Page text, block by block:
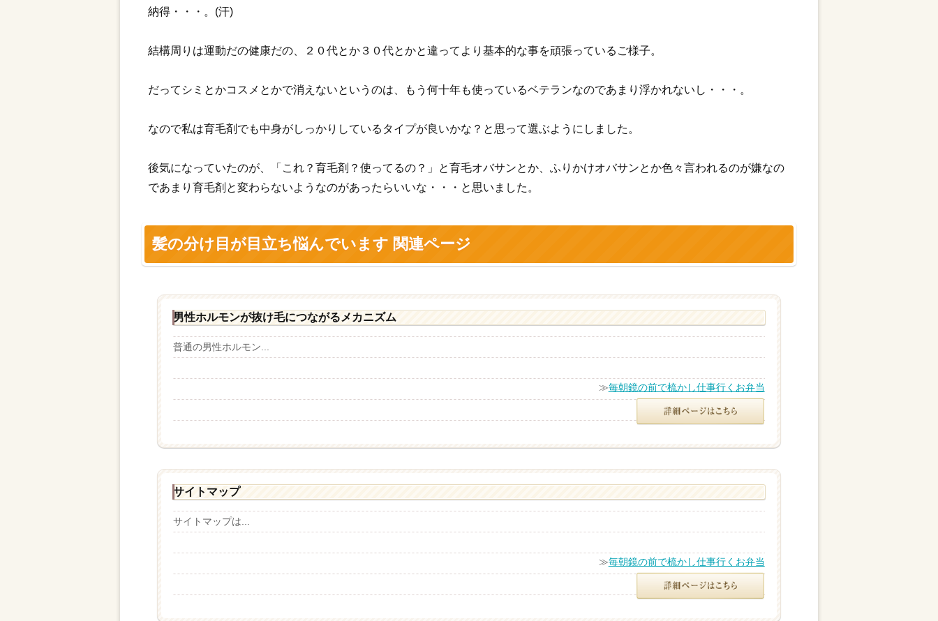
納得・・・。(汗)
結構周りは運動だの健康だの、２０代とか３０代とかと違ってより基本的な事を頑張っているご様子。
だってシミとかコスメとかで消えないというのは、もう何十年も使っているベテランなのであまり浮かれないし・・・。
なので私は育毛剤でも中身がしっかりしているタイプが良いかな？と思って選ぶようにしました。
後気になっていたのが、「これ？育毛剤？使ってるの？」と育毛オバサンとか、ふりかけオバサンとか色々言われるのが嫌なの
であまり育毛剤と変わらないようなのがあったらいいな・・・と思いました。
髪の分け目が目立ち悩んでいます 関連ページ
男性ホルモンが抜け毛につながるメカニズム
普通の男性ホルモン...
≫毎朝鏡の前で梳かし仕事行くお弁当
サイトマップ
サイトマップは...
≫毎朝鏡の前で梳かし仕事行くお弁当